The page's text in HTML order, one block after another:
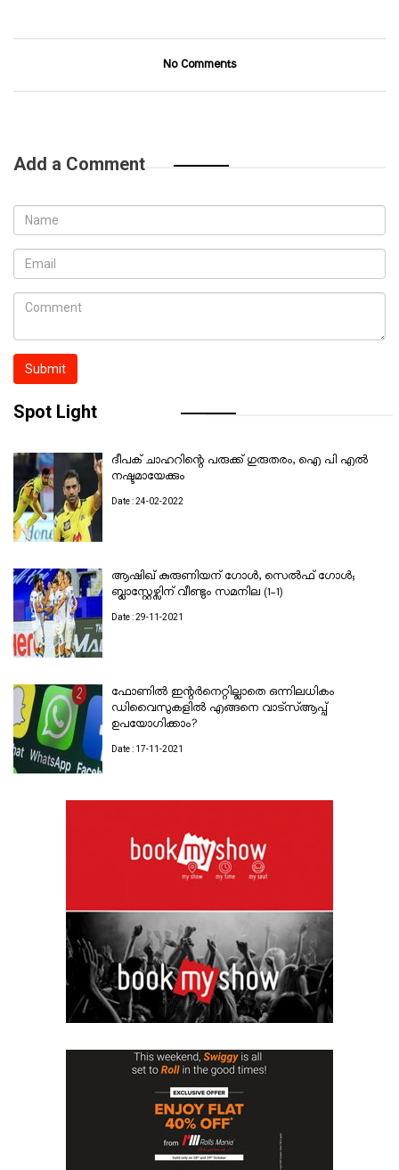
No Comments
Add a Comment
Submit
Spot Light
ദീപക് ചാഹറിന്റെ പരുക്ക് ഗുരുതരം, ഐ പി എൽ
നഷ്ടമായേക്കും
Date : 24-02-2022
ആഷിഖ് കുരുണിയന് ഗോൾ, സെൽഫ് ഗോൾ;
ബ്ലാസ്റ്റേഴ്സിന് വീണ്ടും സമനില (1–1)
Date : 29-11-2021
ഫോണിൽ ഇന്റർനെറ്റില്ലാതെ ഒന്നിലധികം
ഡിവൈസുകളിൽ എങ്ങനെ വാട്സ്ആപ്പ്
ഉപയോഗിക്കാം?
Date : 17-11-2021